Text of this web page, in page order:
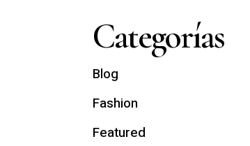
Categorías
Blog
Fashion
Featured